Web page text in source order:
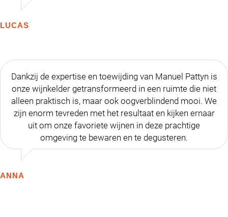
LUCAS
Dankzij de expertise en toewijding van Manuel Pattyn is
onze wijnkelder getransformeerd in een ruimte die niet
alleen praktisch is, maar ook oogverblindend mooi. We
zijn enorm tevreden met het resultaat en kijken ernaar
uit om onze favoriete wijnen in deze prachtige
omgeving te bewaren en te degusteren.
ANNA